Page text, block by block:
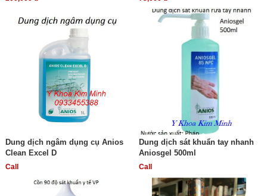
Dung dịch ngâm dụng cụ Anios
Clean Excel D
Call
Dung dịch sát khuẩn tay nhanh
Aniosgel 500ml
Call